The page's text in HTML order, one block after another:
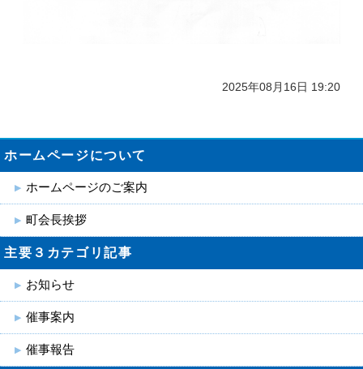
2025年08月16日 19:20
ホームページについて
ホームページのご案内
町会長挨拶
主要３カテゴリ記事
お知らせ
催事案内
催事報告